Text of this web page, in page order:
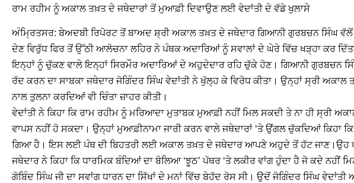
ਰਾਮ ਰਹੀਮ ਨੂੰ ਅਕਾਲ ਤਖ਼ਤ ਦੇ ਜਥੇਦਾਰਾਂ ਤੋਂ ਮੁਆਫ਼ੀ ਦਿਵਾਉਣ ਲਈ ਵੇਦਾਂਤੀ ਦੇ ਵੱਡੇ ਖੁਲਾਸੇ
ਅੰਮ੍ਰਿਤਸਰ: ਬੇਅਦਬੀ ਰਿਪੋਰਟ ਤੋਂ ਬਾਅਦ ਸ਼੍ਰੀ ਅਕਾਲ ਤਖ਼ਤ ਦੇ ਜਥੇਦਾਰ ਗਿਆਨੀ ਗੁਰਬਚਨ ਸਿੰਘ ਵੱਲੋਂ
ਦੇਣ ਵਿਰੁੱਧ ਫਿਰ ਤੋਂ ਉੱਠੀ ਆਲੋਚਨਾ ਲਹਿਰ ਨੇ ਪੰਥਕ ਅਦਾਰਿਆਂ ਨੂੰ ਸਵਾਲਾਂ ਦੇ ਘੇਰੇ ਵਿੱਚ ਖੜ੍ਹਾ ਕਰ
ਇਨ੍ਹਾਂ ਨੂੰ ਚੁੱਕਣ ਵਾਲੇ ਇਨ੍ਹਾਂ ਸਿਰਮੌਰ ਅਦਾਰਿਆਂ ਦੇ ਅਹੁਦੇਦਾਰ ਰਹਿ ਚੁੱਕੇ ਹੋਣ। ਗਿਆਨੀ ਗੁਰਬਚਨ
ਰੱਦ ਕਰਨ ਦਾ ਸਾਬਕਾ ਜਥੇਦਾਰ ਜੋਗਿੰਦਰ ਸਿੰਘ ਵੇਦਾਂਤੀ ਨੇ ਖੁੱਲ੍ਹ ਕੇ ਵਿਰੋਧ ਕੀਤਾ। ਉਨ੍ਹਾਂ ਸ੍ਰੀ ਅਕਾਲ
ਨਾਲ ਤੁਲਨਾ ਕਰਦਿਆਂ ਵੀ ਚਿੰਤਾ ਜ਼ਾਹਰ ਕੀਤੀ।
ਵੇਦਾਂਤੀ ਨੇ ਕਿਹਾ ਕਿ ਰਾਮ ਰਹੀਮ ਨੂੰ ਮਰਿਆਦਾ ਮੁਤਾਬਕ ਮੁਆਫ਼ੀ ਨਹੀਂ ਮਿਲ ਸਕਦੀ ਤੇ ਨਾ ਹੀ ਸ੍ਰੀ
ਵਾਪਸ ਨਹੀਂ ਹੋ ਸਕਦਾ। ਉਨ੍ਹਾਂ ਮੁਆਫ਼ੀਨਾਮਾ ਜਾਰੀ ਕਰਨ ਵਾਲੇ ਜਥੇਦਾਰਾਂ ‘ਤੇ ਉਂਗਲ ਚੁੱਕਦਿਆਂ ਕਿਹਾ
ਗਿਆ ਹੈ। ਇਸ ਲਈ ਪੰਥ ਦੀ ਬਿਹਤਰੀ ਲਈ ਅਕਾਲ ਤਖ਼ਤ ਦੇ ਜਥੇਦਾਰ ਆਪਣੇ ਅਹੁਦੇ ਤੋਂ ਹੱਟ ਜਾਣ।ਉਹ
ਜਥੇਦਾਰ ਨੇ ਕਿਹਾ ਕਿ ਧਾਰਮਿਕ ਬੰਦਿਆਂ ਦਾ ਬੋਲਿਆ ‘ਝੂਠ’ ਪੱਥਰ ‘ਤੇ ਲਕੀਰ ਵਾਂਗ ਹੁੰਦਾ ਹੈ ਜੋ ਕਦੇ ਨਹੀਂ
ਗੋਬਿੰਦ ਸਿੰਘ ਜੀ ਦਾ ਸਵਾਂਗ ਧਾਰਨ ਦਾ ਸਿੱਖਾਂ ਦੇ ਮਨਾਂ ਵਿੱਚ ਬੇਹੱਦ ਰੋਸ ਸੀ। ਉਦੋਂ ਜੋਗਿੰਦਰ ਸਿੰਘ